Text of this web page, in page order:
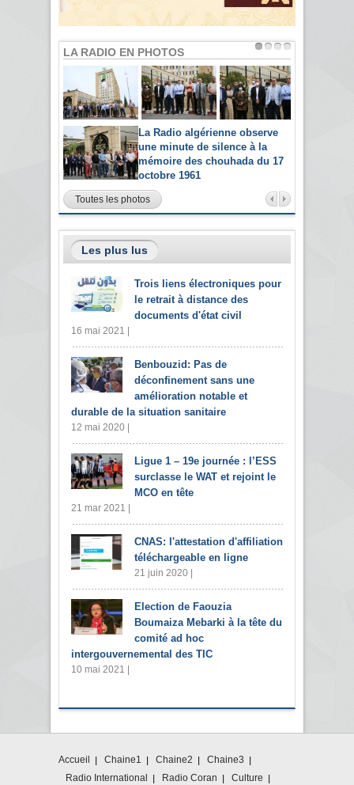
LA RADIO EN PHOTOS
La Radio algérienne observe
une minute de silence à la
mémoire des chouhada du 17
octobre 1961
Toutes les photos
Les plus lus
Trois liens électroniques pour
le retrait à distance des
documents d'état civil
16 mai 2021 |
Benbouzid: Pas de
déconfinement sans une
amélioration notable et
durable de la situation sanitaire
12 mai 2020 |
Ligue 1 – 19e journée : l’ESS
surclasse le WAT et rejoint le
MCO en tête
21 mar 2021 |
CNAS: l'attestation d'affiliation
téléchargeable en ligne
21 juin 2020 |
Election de Faouzia
Boumaiza Mebarki à la tête du
comité ad hoc
intergouvernemental des TIC
10 mai 2021 |
Accueil Chaine1 Chaine2
Chaine3
Radio International
Radio Coran Culture